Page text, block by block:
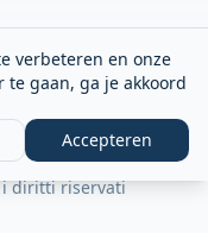
verbeteren en onze
gaan, ga je akkoord
Accepteren
i diritti riservati